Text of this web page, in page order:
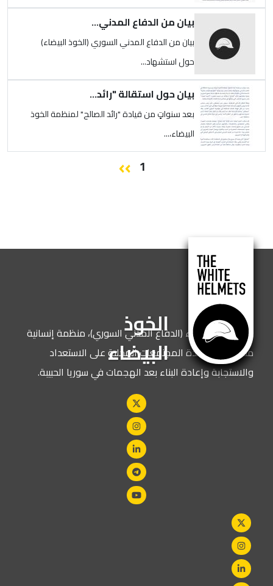
بيان من الدفاع المدني...
بيان من الدفاع المدني السوري (الخوذ البيضاء)
حول استشهاد...
الصورة بيان حول استقالة "رائد...
بعد سنواتٍ من قيادة "رائد الصالح" لمنظمة الخوذ
البيضاء،...
الصفحة التالية
››
الخوذ
البيضاء
نحن الخوذ البيضاء (الدفاع المدني السوري)، منظمة إنسانية
مكرسة لمساعدة المجتمعات المحلية على الاستعداد
والاستجابة وإعادة البناء بعد الهجمات في سوريا الحبيبة.